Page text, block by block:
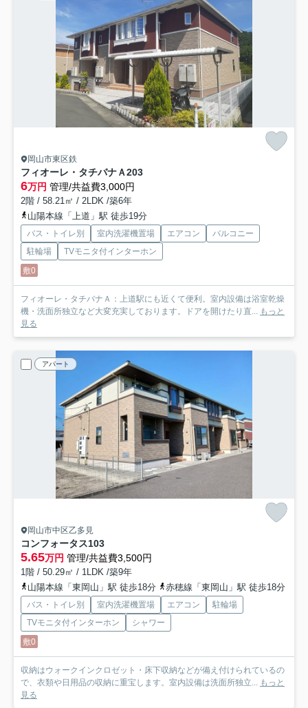
岡山市東区鉄
フィオーレ・タチバナＡ203
6万円 管理/共益費3,000円
2階 / 58.21㎡ / 2LDK /築6年
山陽本線「上道」駅 徒歩19分
バス・トイレ別 室内洗濯機置場 エアコン
バルコニー
駐輪場
TVモニタ付インターホン
敷0
フィオーレ・タチバナＡ：上道駅にも近くて便利。室内設備は浴室乾燥
機・洗面所独立など大変充実しております。ドアを開けたり直...
もっと
見る
アパート
岡山市中区乙多見
コンフォータス103
5.65万円 管理/共益費3,500円
1階 / 50.29㎡ / 1LDK /築9年
山陽本線「東岡山」駅 徒歩18分
赤穂線「東岡山」駅 徒歩18分
バス・トイレ別 室内洗濯機置場 エアコン
駐輪場
TVモニタ付インターホン
シャワー
敷0
収納はウォークインクロゼット・床下収納などが備え付けられているの
で、衣類や日用品の収納に重宝します。室内設備は洗面所独立...
もっと
見る